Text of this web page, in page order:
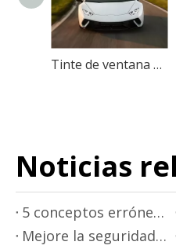
Tinte de ventana de coche de nanocerámica Privacidad automotriz tintada
Noticias
5 conceptos erróneos sobre el tinte de las ventanillas del coche
Mejore la seguridad en la conducción con una película aislante térmica